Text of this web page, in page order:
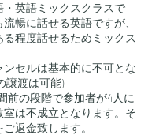
・英語ミックスクラスで
暢に話せる英語ですが、
程度話せるためミックス
ンセルは基本的に不可とな
譲渡は可能)
前の段階で参加者が4人に
は不成立となります。そ
返金致します。